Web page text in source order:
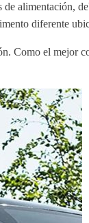
alimentación,
diferente
Como el mejor